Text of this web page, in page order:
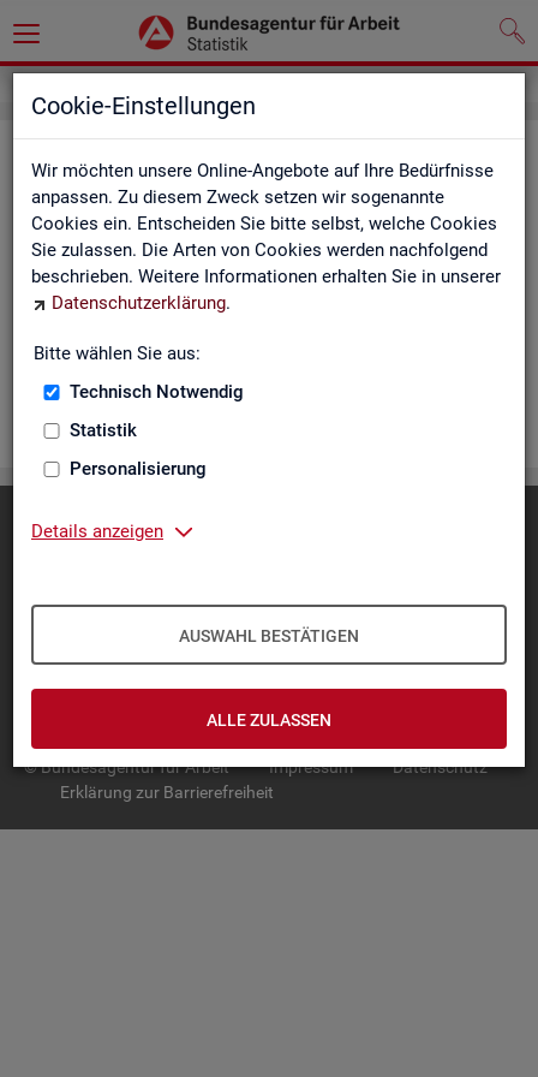
Cookie-Einstellungen
Wir möchten unsere Online-Angebote auf Ihre Bedürfnisse
anpassen. Zu diesem Zweck setzen wir sogenannte
Cookies ein. Entscheiden Sie bitte selbst, welche Cookies
Sie zulassen. Die Arten von Cookies werden nachfolgend
beschrieben. Weitere Informationen erhalten Sie in unserer
Datenschutzerklärung.
Bitte wählen Sie aus:
Technisch Notwendig
Statistik
Personalisierung
Details anzeigen
AUSWAHL BESTÄTIGEN
ALLE ZULASSEN
Rea­li­sier­te Kurz­ar­beit (hoch­ge­rech­
net) - Deutsch­land, Län­der, Re­gio­
nal­di­rek­tio­nen, Agen­tu­ren für Ar­beit
und Krei­se (Mo­nats­zah­len)
nen über Be­stand, Be­trie­be / Be­triebs­grö­ße, Kurz­ar­bei­ter­geld,
Kurz­ar­bei­ter­quo­te und wei­te­re Merk­ma­le.
IN­TER­AK­TI­VE STA­TIS­TI­KEN
GRUND­LA­GEN
© Bundesagentur für Arbeit Impressum
Datenschutz
Erklärung zur Barrierefreiheit